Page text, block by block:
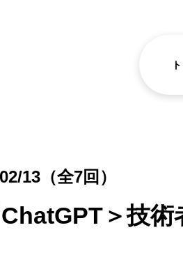
13（全7回）
＞技術